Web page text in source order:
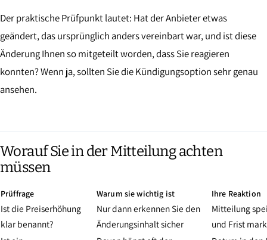
Der praktische Prüfpunkt lautet: Hat der Anbieter etwas
geändert, das ursprünglich anders vereinbart war, und ist diese
Änderung Ihnen so mitgeteilt worden, dass Sie reagieren
konnten? Wenn ja, sollten Sie die Kündigungsoption sehr genau
ansehen.
Worauf Sie in der Mitteilung achten
müssen
Prüffrage Warum sie wichtig ist Ihre Reaktion
Ist die Preiserhöhung
klar benannt?
Nur dann erkennen Sie den
Änderungsinhalt sicher
Mitteilung
und Frist